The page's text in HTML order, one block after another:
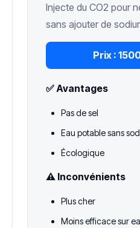
Injecte du CO2 pour
sans ajouter de
Prix :
✅ Avantages
Pas de sel
Eau potable sans
Écologique
⚠️ Inconvénients
Plus cher
Moins efficace sur